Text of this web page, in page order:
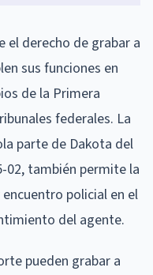
el derecho de grabar a
sus funciones en
de la Primera
federales. La
parte de Dakota del
02, también permite la
policial en el
del agente.
pueden grabar a